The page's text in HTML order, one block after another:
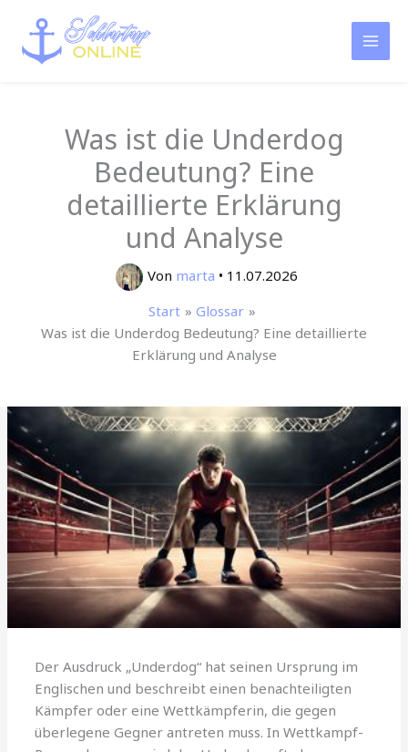
Inhalt
springen
Was ist die Underdog
Bedeutung? Eine
detaillierte Erklärung
und Analyse
Von marta • 11.07.2026
Start
Glossar
Was ist die Underdog Bedeutung? Eine detaillierte
Erklärung und Analyse
Der Ausdruck „Underdog“ hat seinen Ursprung im
Englischen und beschreibt einen benachteiligten
Kämpfer oder eine Wettkämpferin, die gegen
überlegene Gegner antreten muss. In Wettkampf-